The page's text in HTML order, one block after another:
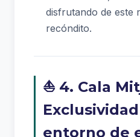
disfrutando de este
recóndito.
⛵ 4. Cala
entorno de